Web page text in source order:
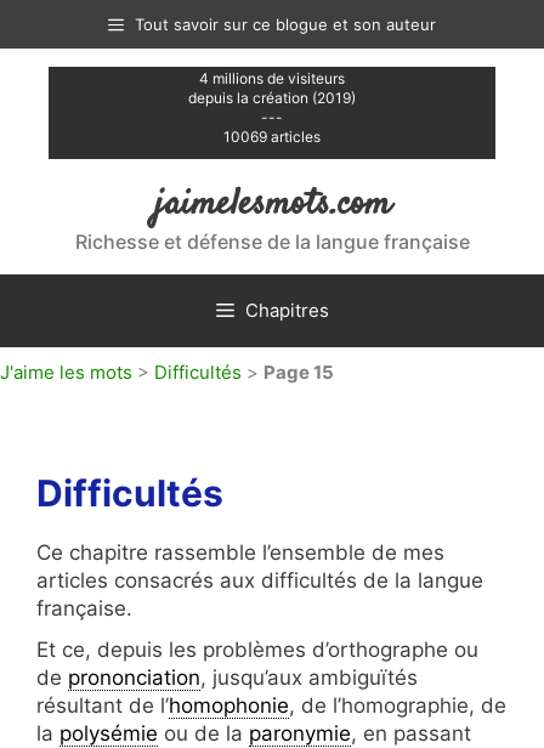
contenu
Tout savoir sur ce blogue et son auteur
4 millions de visiteurs
depuis la création (2019)
---
10069 articles
jaimelesmots.com
Richesse et défense de la langue française
Chapitres
J'aime les mots > Difficultés > Page 15
Difficultés
Ce chapitre rassemble l’ensemble de mes
articles consacrés aux difficultés de la langue
française.
Et ce, depuis les problèmes d’orthographe ou
de prononciation, jusqu’aux ambiguïtés
résultant de l’homophonie, de l’homographie, de
la polysémie ou de la paronymie, en passant